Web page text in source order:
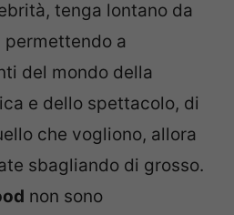
tenga lontano da
a
del mondo della
e dello spettacolo, di
che vogliono, allora
sbagliando di grosso.
non sono